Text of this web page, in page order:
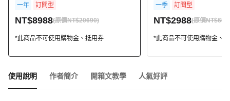
戶，主力進出無所遁形！馬上開啟即可免費使用！
一年 訂閱型
NT$8988(原價NT$20690)
*此商品不可使用購物金、抵用券
一季 訂閱型
NT$2988(原價
*此商品不可使用購物金、
使用說明 作者簡介 開箱文教學 人氣好評